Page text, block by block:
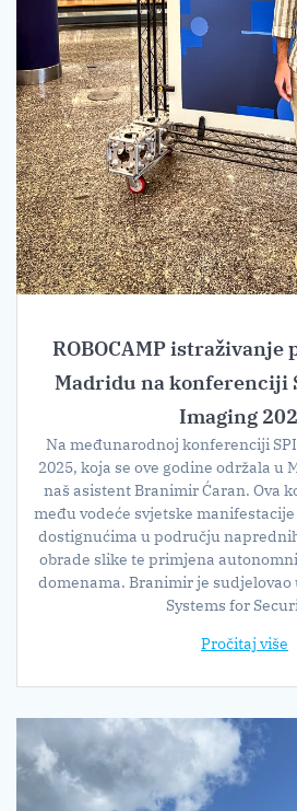
ROBOCAMP istraživanje
Madridu na konferenciji
Imaging
Na međunarodnoj konferenciji
2025, koja se ove godine održala u
naš asistent Branimir Ćaran. Ova
među vodeće svjetske
dostignućima u području
obrade slike te primjena
domenama. Branimir je
Systems for
Pročitaj više